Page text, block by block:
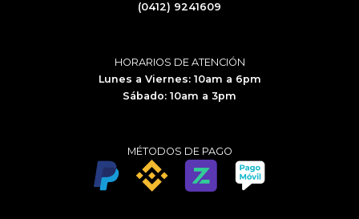
(0412) 9241609
HORARIOS DE ATENCIÓN
Lunes a Viernes: 10am a 6pm
Sábado: 10am a 3pm
MÉTODOS DE PAGO